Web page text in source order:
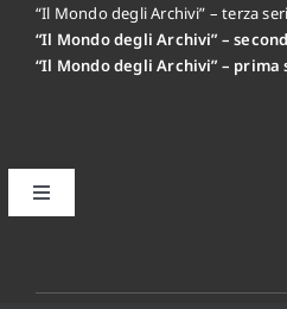
“Il Mondo degli Archivi” – terza
“Il Mondo degli Archivi” –
“Il Mondo degli Archivi” – prima
Toggle